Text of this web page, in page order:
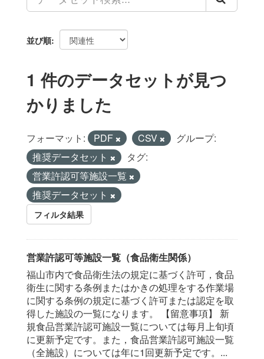
並び順
1 件のデータセットが見つ
かりました
フォーマット: PDF CSV
グループ:
推奨データセット
タグ:
営業許認可等施設一覧
推奨データセット
フィルタ結果
営業許認可等施設一覧（食品衛生関係）
福山市内で食品衛生法の規定に基づく許可，食品
衛生に関する条例またはかきの処理をする作業場
に関する条例の規定に基づく許可または認定を取
得した施設の一覧になります。 【留意事項】 新
規食品営業許認可施設一覧については毎月上旬頃
に更新予定です。また，食品営業許認可施設一覧
（全施設）については年に1回更新予定です。...